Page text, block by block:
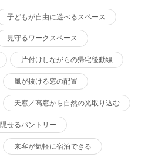
子どもが自由に遊べるスペース
見守るワークスペース
片付けしながらの帰宅後動線
風が抜ける窓の配置
天窓／高窓から自然の光取り込む
隠せるパントリー
来客が気軽に宿泊できる